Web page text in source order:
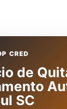
CRED
de
SC